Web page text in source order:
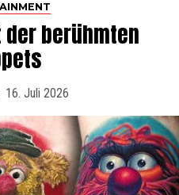
berühmten
16. Juli 2026